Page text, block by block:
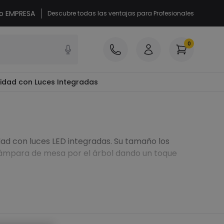
Descubre todas las ventajas para Profesionales
0
con Luces Integradas
con luces LED integradas. Su tamaño los
de mesa por el árbol dando un toque